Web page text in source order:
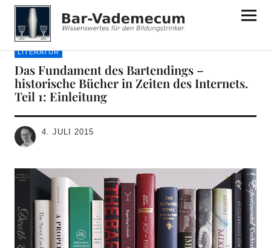
Bar-Vademecum
LITERATUR
Das Fundament des Bartendings –
historische Bücher in Zeiten des Internets.
Teil 1: Einleitung
4. JULI 2015